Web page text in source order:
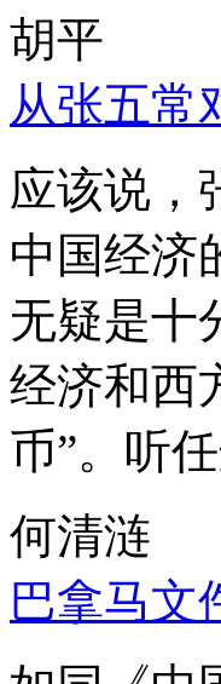
胡平
从张五常
应该说，
中国经济
无疑是十
经济和西
币”。听
何清涟
巴拿马文